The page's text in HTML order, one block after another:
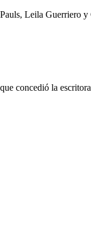
Leila Guerriero y
concedió la